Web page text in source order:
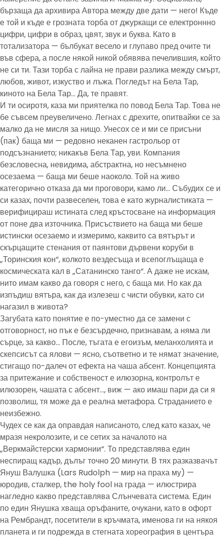
бързаща да архивира Автора между две дати — него! Къде
е той и къде е грозната торба от джуркащи се електроннно
цифри, цифри в образ, цвят, звук и буква. Като в
тотализатора — бълбукат весело и глупаво пред очите ти
във сфера, а после някой никой обявява печелившия, който
не си ти. Тази торба с лайна не прави разлика между смърт,
любов, живот, изкуство и лъжа. Погледът на Бела Тар,
киното на Бела Тар… Да, те правят.
И ти осиротя, каза ми приятелка по повод Бела Тар. Това не
бе съвсем преувеличено. Легнах с дрехите, опитвайки се за
малко да не мисля за нищо. Унесох се и ми се присъни
(пак) баща ми — редовно неканен гастрольор от
подсъзнанието; никакъв Бела Тар, уви. Компания
безсловесна, невидима, абстрактна, но несъмнено
осезаема — баща ми беше наоколо. Той на живо
категорично отказа да ми проговори, камо ли… Събудих се и
си казах, почти развеселен, това е като журналистиката —
верифицираш истината след кръстосване на информация
от поне два източника. Присъствието на баща ми беше
истински осезаемо и измеримо, каквито са вятърът и
скърцащите стенания от паянтови дървени коруби в
„Торинския кон“, колкото вездесъща и всепоглъщаща е
космическата кал в „Сатанинско танго“. А даже не искам,
нито имам какво да говоря с него, с баща ми. Но как да
изпъдиш вятъра, как да излезеш с чисти обувки, като си
нагазил в живота?
Загубата като понятие е по-уместно да се замени с
отговорност, но пък е безсърдечно, признавам, а няма ли
сърце, за какво… После, тъгата е егоизъм, меланхолията и
скепсисът са ялови — ясно, съответно и те нямат значение,
стигащо по-далеч от ефекта на чаша абсент. Концепцията
за притежание и собственост е илюзорна, контролът е
илюзорен, чашата с абсент…, виж — ако имаш пари да си я
позволиш, тя може да е реална метафора. Страданието е
неизбежно.
Чудех се как да оправдая написаното, след като казах, че
мразя некролозите, и се сетих за началото на
„Веркмайстерски хармонии“. То представлява един
неспиращ кадър, дълъг точно 20 минути. В тях разказвачът
Януш Валушка (Lars Rudolph — мир на праха му) —
юродив, сталкер, the holy fool на града — илюстрира
нагледно какво представлява Слънчевата система. Един
по един Янушка хваща оръфаните, очукани, като в офорт
на Рембрандт, посетители в кръчмата, именова ги на някоя
планета и ги подрежда в стегната хореография в центъра